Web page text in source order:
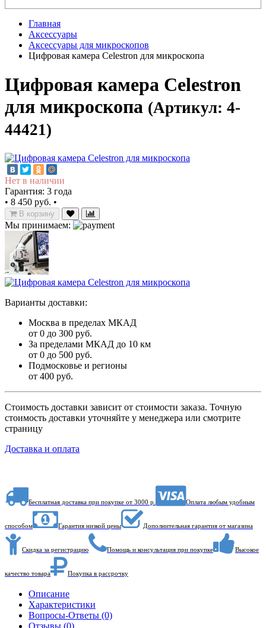
Главная
Аксессуары
Аксессуары для микроскопов
Цифровая камера Celestron для микроскопа
Цифровая камера Celestron
для микроскопа (Артикул: 4-
44421)
Нет в наличии
Гарантия: 3 года
• 8 450 руб. •
В корзину
Мы принимаем:
Варианты доставки:
Москва в пределах МКАД
от 0 до 300 руб.
За пределами МКАД до 10 км
от 0 до 500 руб.
Подмосковье и регионы
от 400 руб.
Стоимость доставки зависит от стоимости заказа. Точную
стоимость доставки уточняйте у менеджера или смотрите
страницу
Доставка и оплата
Бесплатная доставка при покупке от 3000 р. Оплата любым удобным
способом Гарантия низкой цены Дополнительная гарантия от магазина
Скидка за регистрацию Помощь и консультация при покупке Высокое
качество товара Покупка в рассрочку
Описание
Характеристики
Вопросы-Ответы (0)